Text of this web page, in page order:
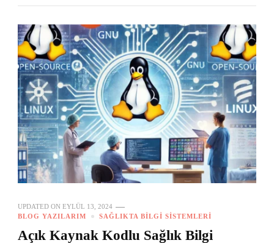
UPDATED ON EYLÜL 13, 2024
BLOG YAZILARIM
SAĞLIKTA BILGI SISTEMLERI
Açık Kaynak Kodlu Sağlık Bilgi